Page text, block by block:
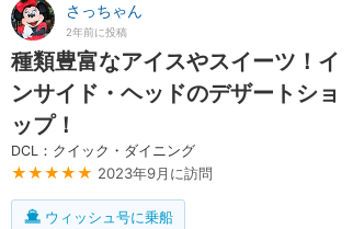
さっちゃん
2年前に投稿
種類豊富なアイスやスイーツ！イ
ンサイド・ヘッドのデザートショ
ップ！
DCL：クイック・ダイニング
★★★★★ 2023年9月に訪問
ウィッシュ号に乗船